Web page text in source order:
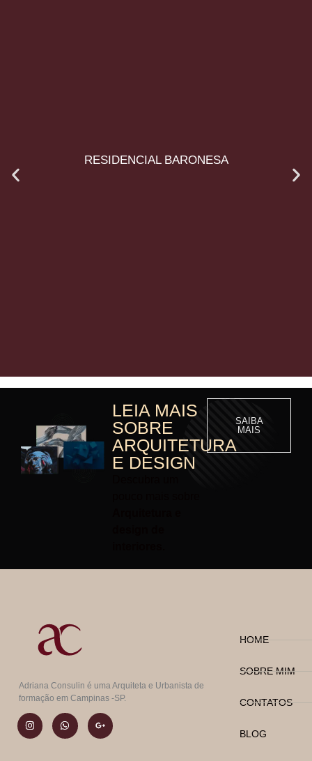
RESIDENCIAL BARONESA
LEIA MAIS
SOBRE
ARQUITETURA
E DESIGN
SAIBA
MAIS
Adriana Consulin é uma Arquiteta e Urbanista de
formação em Campinas -SP.
HOME
SOBRE MIM
CONTATOS
BLOG